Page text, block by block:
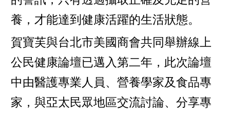
養，才能達到健康活躍的生活狀態。
賀寶芙與台北市美國商會共同舉辦線上
公民健康論壇已邁入第二年，此次論壇
中由醫護專業人員、營養學家及食品專
家，與亞太民眾地區交流討論、分享專